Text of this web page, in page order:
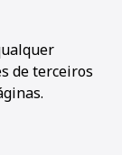
de terceiros